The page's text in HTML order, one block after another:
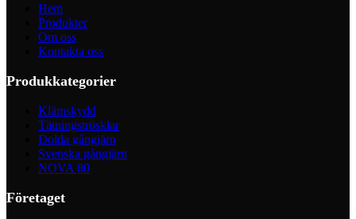
Hem
Produkter
Om oss
Kontakta oss
Produkkategorier
Klämskydd
Tätningströsklar
Dolda gångjärn
Svenska gångjärn
NOVA 80
Företaget